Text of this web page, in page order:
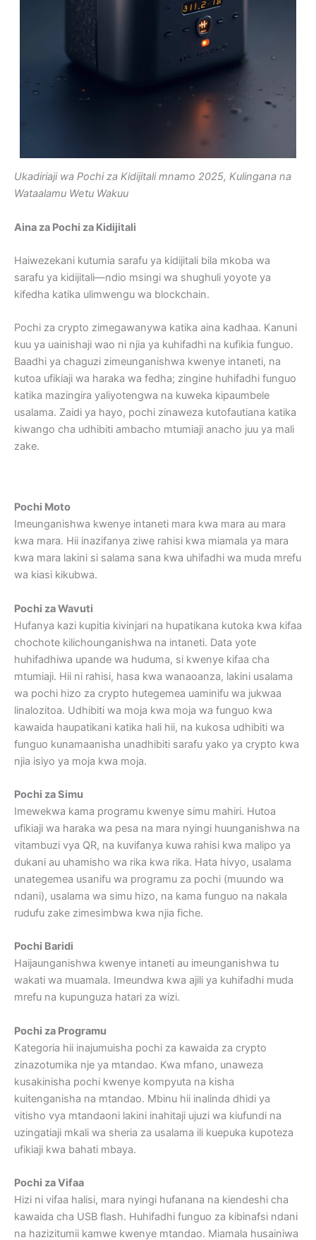
Ukadiriaji wa Pochi za Kidijitali mnamo 2025, Kulingana na
Wataalamu Wetu Wakuu
Aina za Pochi za Kidijitali
Haiwezekani kutumia sarafu ya kidijitali bila mkoba wa
sarafu ya kidijitali—ndio msingi wa shughuli yoyote ya
kifedha katika ulimwengu wa blockchain.
Pochi za crypto zimegawanywa katika aina kadhaa. Kanuni
kuu ya uainishaji wao ni njia ya kuhifadhi na kufikia funguo.
Baadhi ya chaguzi zimeunganishwa kwenye intaneti, na
kutoa ufikiaji wa haraka wa fedha; zingine huhifadhi funguo
katika mazingira yaliyotengwa na kuweka kipaumbele
usalama. Zaidi ya hayo, pochi zinaweza kutofautiana katika
kiwango cha udhibiti ambacho mtumiaji anacho juu ya mali
zake.
Pochi Moto
Imeunganishwa kwenye intaneti mara kwa mara au mara
kwa mara. Hii inazifanya ziwe rahisi kwa miamala ya mara
kwa mara lakini si salama sana kwa uhifadhi wa muda mrefu
wa kiasi kikubwa.
Pochi za Wavuti
Hufanya kazi kupitia kivinjari na hupatikana kutoka kwa kifaa
chochote kilichounganishwa na intaneti. Data yote
huhifadhiwa upande wa huduma, si kwenye kifaa cha
mtumiaji. Hii ni rahisi, hasa kwa wanaoanza, lakini usalama
wa pochi hizo za crypto hutegemea uaminifu wa jukwaa
linalozitoa. Udhibiti wa moja kwa moja wa funguo kwa
kawaida haupatikani katika hali hii, na kukosa udhibiti wa
funguo kunamaanisha unadhibiti sarafu yako ya crypto kwa
njia isiyo ya moja kwa moja.
Pochi za Simu
Imewekwa kama programu kwenye simu mahiri. Hutoa
ufikiaji wa haraka wa pesa na mara nyingi huunganishwa na
vitambuzi vya QR, na kuvifanya kuwa rahisi kwa malipo ya
dukani au uhamisho wa rika kwa rika. Hata hivyo, usalama
unategemea usanifu wa programu za pochi (muundo wa
ndani), usalama wa simu hizo, na kama funguo na nakala
rudufu zake zimesimbwa kwa njia fiche.
Pochi Baridi
Haijaunganishwa kwenye intaneti au imeunganishwa tu
wakati wa muamala. Imeundwa kwa ajili ya kuhifadhi muda
mrefu na kupunguza hatari za wizi.
Pochi za Programu
Kategoria hii inajumuisha pochi za kawaida za crypto
zinazotumika nje ya mtandao. Kwa mfano, unaweza
kusakinisha pochi kwenye kompyuta na kisha
kuitenganisha na mtandao. Mbinu hii inalinda dhidi ya
vitisho vya mtandaoni lakini inahitaji ujuzi wa kiufundi na
uzingatiaji mkali wa sheria za usalama ili kuepuka kupoteza
ufikiaji kwa bahati mbaya.
Pochi za Vifaa
Hizi ni vifaa halisi, mara nyingi hufanana na kiendeshi cha
kawaida cha USB flash. Huhifadhi funguo za kibinafsi ndani
na hazizitumii kamwe kwenye mtandao. Miamala husainiwa